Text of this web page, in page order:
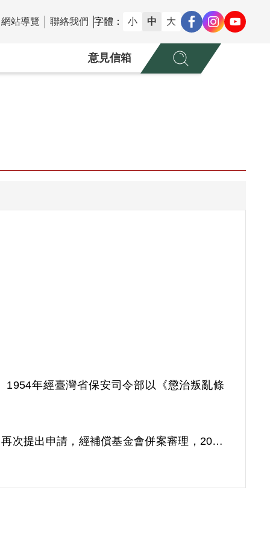
網站導覽 聯絡我們 字體： 小 中 大
意見信箱
年經臺灣省保安司令部以《懲治叛亂條
次提出申請，經補償基金會併案審理，2001
於偵訊中之自白及自首分子黃阿田等供述為